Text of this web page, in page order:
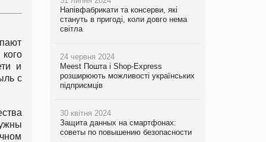
и
с
Напівфабрикати та консерви, які
стануть в пригоді, коли довго нема
світла
24 червня 2024
Meest Пошта і Shop-Express
розширюють можливості українських
підприємців
30 квітня 2024
Защита данных на смартфонах:
советы по повышению безопасности